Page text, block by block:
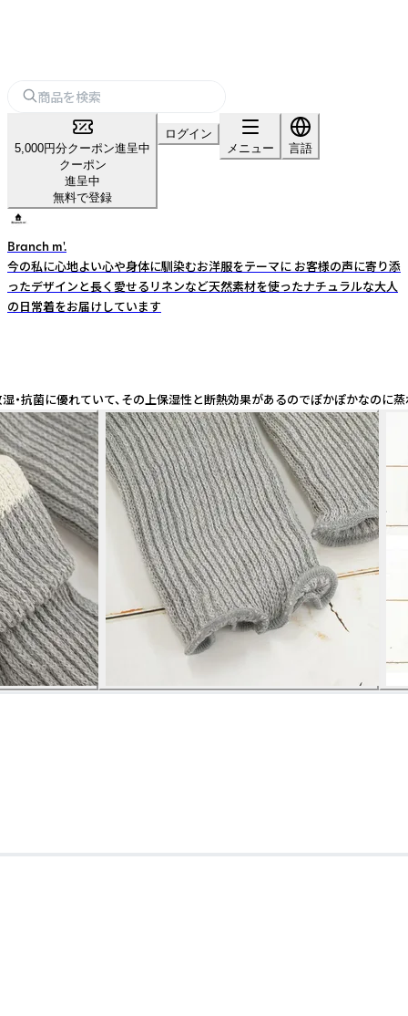
5,000円分クーポン進呈中
クーポン
進呈中
無料で登録
ログイン
メニュー
言語
Branch m'.
今の私に心地よい心や身体に馴染むお洋服をテーマに お客様の声に寄り添
ったデザインと長く愛せるリネンなど天然素材を使ったナチュラルな大人
の日常着をお届けしています
菌に優れていて、その上保湿性と断熱効果があるのでぽかぽかなの